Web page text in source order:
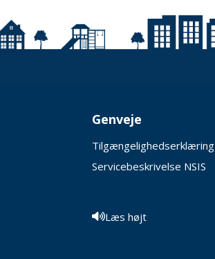
Genveje
Tilgængelighedserklæring
Servicebeskrivelse NSIS
Læs højt